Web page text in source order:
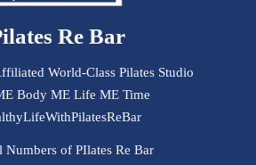
Re Bar
World-Class Pilates Studio
Body ME Life ME Time
Numbers of PIlates Re Bar